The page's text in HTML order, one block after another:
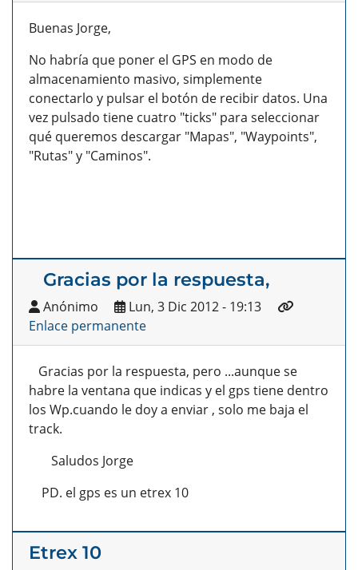
Buenas Jorge,
No habría que poner el GPS en modo de
almacenamiento masivo, simplemente
conectarlo y pulsar el botón de recibir datos. Una
vez pulsado tiene cuatro "ticks" para seleccionar
qué queremos descargar "Mapas", "Waypoints",
"Rutas" y "Caminos".
Gracias por la respuesta,
Anónimo
Lun, 3 Dic 2012 - 19:13
Enlace permanente
Gracias por la respuesta, pero ...aunque se
habre la ventana que indicas y el gps tiene dentro
los Wp.cuando le doy a enviar , solo me baja el
track.
Saludos Jorge
PD. el gps es un etrex 10
Etrex 10